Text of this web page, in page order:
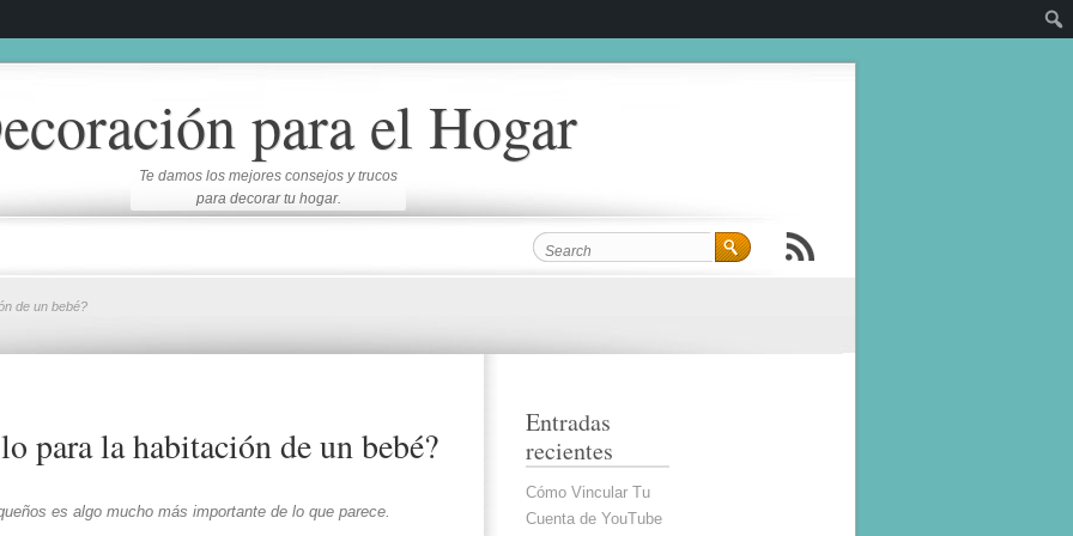
para el Hogar
Te damos los mejores consejos y trucos
para decorar tu hogar.
de un bebé?
para la habitación de un bebé?
es algo mucho más importante de lo que parece.
Entradas
recientes
Cómo Vincular Tu
Cuenta de YouTube